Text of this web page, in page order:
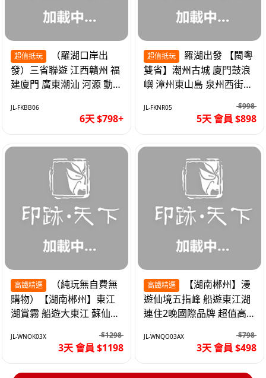
超值抵玩
發）三省聯遊 江西贛州 福
建廈門 廣東潮汕 河源 動車
JL-FKBB06
6天 $798+
超值抵玩
雙省】潮州古城 廈門鼓浪
嶼 漳州東山島 泉州西街
超值抵玩5天
JL-FKNR05 $998
5天 會員 $898
高鐵精選
購物）【湖南郴州】東江
湖賞霧 船遊大東江 蘇仙嶺
JL-WNOK03X $1298
3天 會員 $1198
高鐵精選
遊仙境五指峰 船遊東江湖
連住2晚國際品牌 超值高
JL-WNQO03AX $798
3天 會員 $498